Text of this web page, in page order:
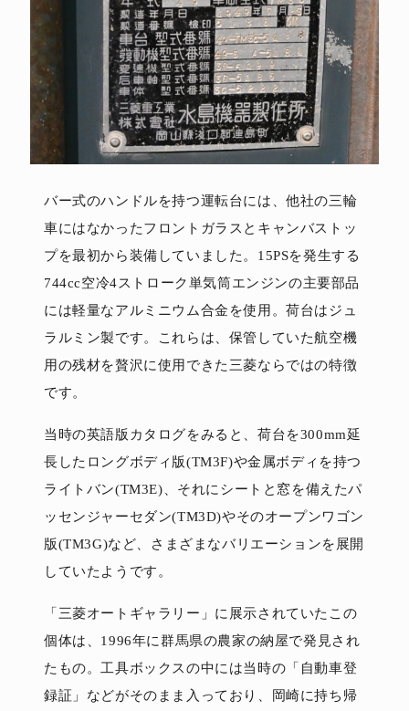
バー式のハンドルを持つ運転台には、他社の三輪
車にはなかったフロントガラスとキャンバストッ
プを最初から装備していました。15PSを発生する
744cc空冷4ストローク単気筒エンジンの主要部品
には軽量なアルミニウム合金を使用。荷台はジュ
ラルミン製です。これらは、保管していた航空機
用の残材を贅沢に使用できた三菱ならではの特徴
です。
当時の英語版カタログをみると、荷台を300mm延
長したロングボディ版(TM3F)や金属ボディを持つ
ライトバン(TM3E)、それにシートと窓を備えたパ
ッセンジャーセダン(TM3D)やそのオープンワゴン
版(TM3G)など、さまざまなバリエーションを展開
していたようです。
「三菱オートギャラリー」に展示されていたこの
個体は、1996年に群馬県の農家の納屋で発見され
たもの。工具ボックスの中には当時の「自動車登
録証」などがそのまま入っており、岡崎に持ち帰